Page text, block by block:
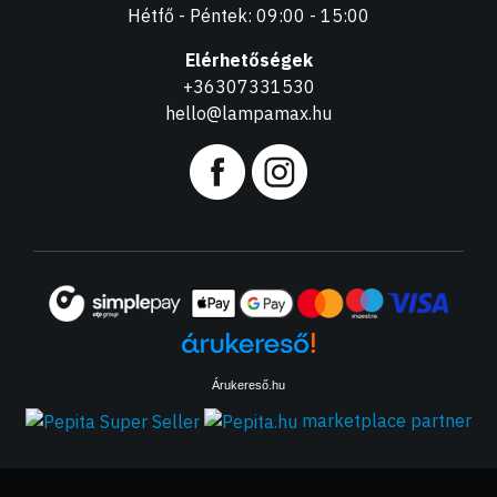
Hétfő - Péntek: 09:00 - 15:00
Elérhetőségek
+36307331530
hello@lampamax.hu
Árukereső.hu
marketplace partner